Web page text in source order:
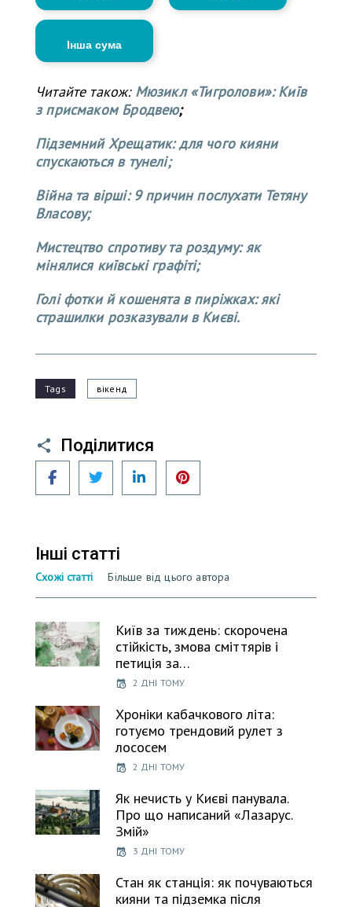
Інша сума
Читайте також: Мюзикл «Тигролови»: Київ
з присмаком Бродвею;
Підземний Хрещатик: для чого кияни
спускаються в тунелі;
Війна та вірші: 9 причин послухати Тетяну
Власову;
Мистецтво спротиву та роздуму: як
мінялися київські графіті;
Голі фотки й кошенята в пиріжках: які
страшилки розказували в Києві.
Tags вікенд
Поділитися
Facebook Twitter LinkedIn
Інші статті
Схожі статті Більше від цього автора
Київ за тиждень: скорочена
стійкість, змова сміттярів і
петиція за…
2 ДНІ ТОМУ
Хроніки кабачкового літа:
готуємо трендовий рулет з
лососем
2 ДНІ ТОМУ
Як нечисть у Києві панувала.
Про що написаний «Лазарус.
Змій»
3 ДНІ ТОМУ
Стан як станція: як почуваються
кияни та підземка після